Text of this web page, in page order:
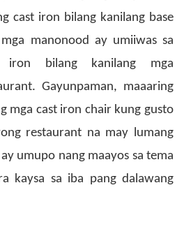
cast iron bilang kanilang base
manonood ay umiiwas sa
iron bilang kanilang mga
Gayunpaman, maaaring
mga cast iron chair kung gusto
restaurant na may lumang
umupo nang maayos sa tema
kaysa sa iba pang dalawang